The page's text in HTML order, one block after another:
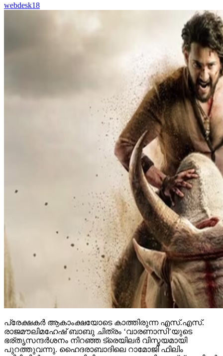
webdesk18
പ്രേക്ഷകര്‍ ആകാംക്ഷയോടെ കാത്തിരുന്ന എസ്.എസ്.
രാജമൗലിമഹേഷ് ബാബു ചിത്രം ‘വാരണാസി’യുടെ
ഭര്തൃസന്ദര്‍ശനം നിറഞ്ഞ ട്രെയിലര്‍ വിസ്മയമായി
പുറത്തുവന്നു. ഹൈദരാബാദിലെ റാമോജി ഫിലിം